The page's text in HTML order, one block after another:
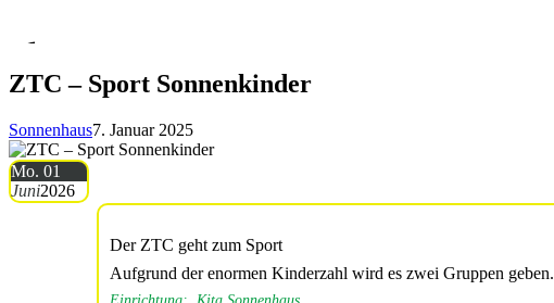
ZTC – Sport Sonnenkinder
Sonnenhaus7. Januar 2025
Mo. 01
Juni2026
Der ZTC geht zum Sport
Aufgrund der enormen Kinderzahl wird es zwei Gruppen geben.